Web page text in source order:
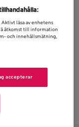
ger i snitt
investerad
läsa av enhetens
åtkomst till information
och innehållsmätning,
accepterar